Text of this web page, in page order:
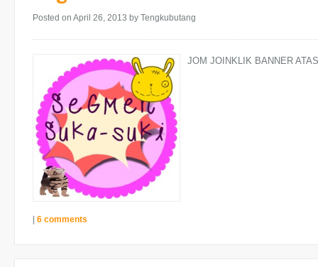
Posted on April 26, 2013 by Tengkubutang
JOM JOINKLIK BANNER
| 6 comments